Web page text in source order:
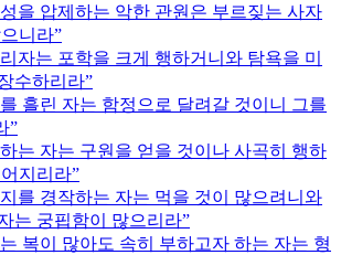
을 압제하는 악한 관원은 부르짖는 사자
니라
자는 포학을 크게 행하거니와 탐욕을 미
수하리라
흘린 자는 함정으로 달려갈 것이니 그를
는 자는 구원을 얻을 것이나 사곡히 행하
지리라
를 경작하는 자는 먹을 것이 많으려니와
는 궁핍함이 많으리라
복이 많아도 속히 부하고자 하는 자는 형